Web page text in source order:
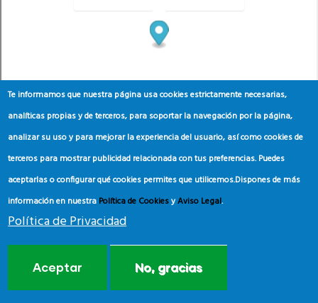
Te informamos que nuestra página usa cookies estrictamente necesarias,
analíticas propias y de terceros, para soportar la navegación por la página,
analizar su uso y para mejorar la experiencia del usuario, así como cookies de
terceros para mostrar publicidad relacionada con tus preferencias. Puedes
aceptarlas o configurar qué cookies permites que utilicemos.Dispones de más
información en nuestra Política de CookiesyAviso Legal.
Política de Privacidad
Aceptar No, gracias